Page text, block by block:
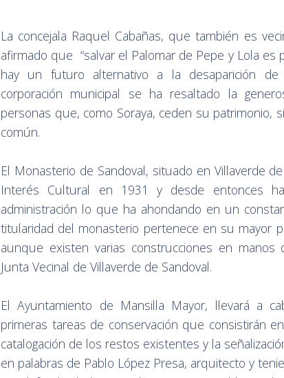
La concejala Raquel Cabañas, que también es
afirmado que “salvar el Palomar de Pepe y Lola
hay un futuro alternativo a la desaparición de
corporación municipal se ha resaltado la
personas que, como Soraya, ceden su patrimonio,
común.
El Monasterio de Sandoval, situado en Villaverde
Interés Cultural en 1931 y desde entonces
administración lo que ha ahondando en un
titularidad del monasterio pertenece en su mayor
aunque existen varias construcciones en
Junta Vecinal de Villaverde de Sandoval.
El Ayuntamiento de Mansilla Mayor, llevará a
primeras tareas de conservación que consistirán
catalogación de los restos existentes y la
en palabras de Pablo López Presa, arquitecto y